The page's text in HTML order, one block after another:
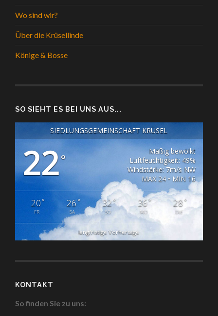
Wo sind wir?
Über die Krüsellinde
Könige & Bosse
SO SIEHT ES BEI UNS AUS...
SIEDLUNGSGEMEINSCHAFT KRÜSEL
22°
Mäßig bewölkt
Luftfeuchtigkeit: 49%
Windstärke: 7m/s NW
MAX 24 • MIN 16
20°
FR
26°
SA
32°
SO
36°
MO
28°
DIE
langfristige Vorhersage
KONTAKT
So finden Sie zu uns: